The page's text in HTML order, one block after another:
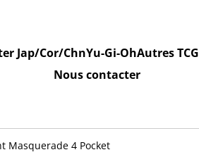
Jap/Cor/ChnYu-Gi-OhAutres TCG
Nous contacter
Masquerade 4 Pocket